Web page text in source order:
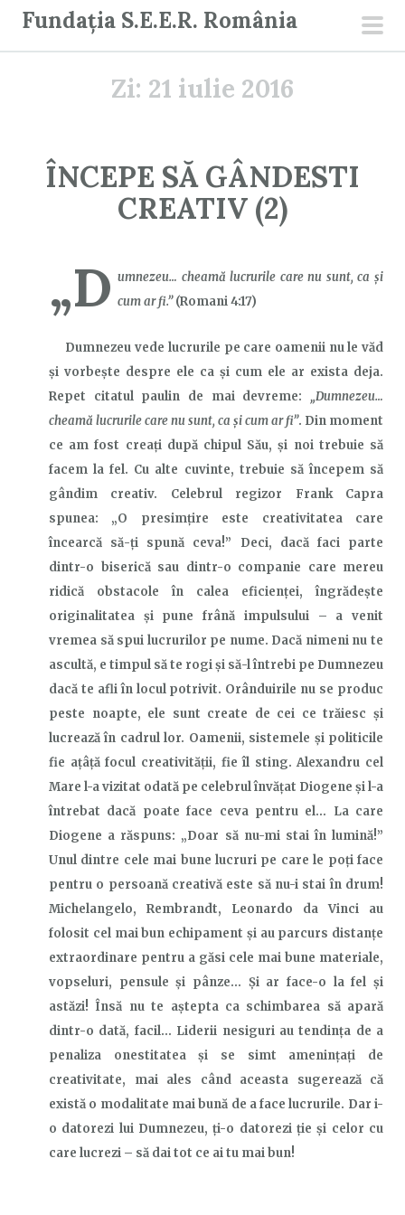
Fundația S.E.E.R. România
Zi: 21 iulie 2016
ÎNCEPE SĂ GÂNDESTI
CREATIV (2)
„D umnezeu… cheamă lucrurile care nu sunt, ca şi
cum ar fi.”(Romani 4:17)
Dumnezeu vede lucrurile pe care oamenii nu le văd
și vorbește despre ele ca și cum ele ar exista deja.
Repet citatul paulin de mai devreme: „Dumnezeu…
cheamă lucrurile care nu sunt, ca şi cum ar fi”. Din moment
ce am fost creați după chipul Său, și noi trebuie să
facem la fel. Cu alte cuvinte, trebuie să începem să
gândim creativ. Celebrul regizor Frank Capra
spunea: „O presimțire este creativitatea care
încearcă să-ți spună ceva!” Deci, dacă faci parte
dintr-o biserică sau dintr-o companie care mereu
ridică obstacole în calea eficienței, îngrădește
originalitatea și pune frână impulsului – a venit
vremea să spui lucrurilor pe nume. Dacă nimeni nu te
ascultă, e timpul să te rogi și să-l întrebi pe Dumnezeu
dacă te afli în locul potrivit. Orânduirile nu se produc
peste noapte, ele sunt create de cei ce trăiesc și
lucrează în cadrul lor. Oamenii, sistemele și politicile
fie ațâță focul creativității, fie îl sting. Alexandru cel
Mare l-a vizitat odată pe celebrulînvățat Diogene și l-a
întrebat dacă poate face ceva pentru el… La care
Diogene a răspuns: „Doar să nu-mi stai în lumină!”
Unul dintre cele mai bune lucruri pe care le poți face
pentru o persoană creativă este să nu-i stai în drum!
Michelangelo, Rembrandt, Leonardo da Vinci au
folosit cel mai bun echipament și au parcurs distanțe
extraordinare pentru a găsi cele mai bune materiale,
vopseluri, pensule și pânze… Și ar face-o la fel și
astăzi! Însă nu te aștepta ca schimbarea să apară
dintr-o dată, facil… Liderii nesiguri au tendința de a
penaliza onestitatea și se simt amenințați de
creativitate, mai ales când aceasta sugerează că
există o modalitate mai bună de a face lucrurile. Dar i-
o datorezi lui Dumnezeu, ți-o datorezi ție și celor cu
care lucrezi – să dai tot ce ai tu mai bun!